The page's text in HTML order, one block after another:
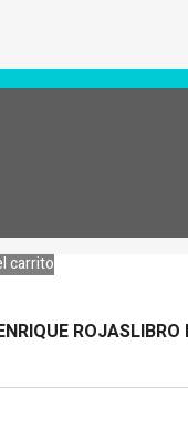
carrito